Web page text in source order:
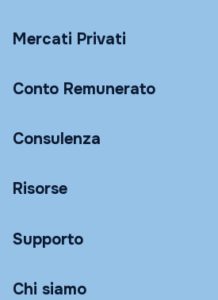
Mercati Privati
Conto Remunerato
Consulenza
Risorse
Supporto
Chi siamo